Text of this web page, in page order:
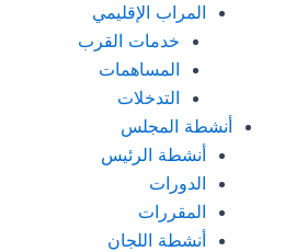
المراب الإقليمي
خدمات القرب
المساهمات
التدخلات
أنشطة المجلس
أنشطة الرئيس
الدورات
المقررات
أنشطة اللجان